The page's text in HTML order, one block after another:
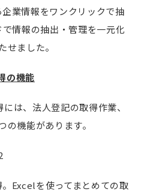
業情報をワンクリックで抽
情報の抽出・管理を一元化
せました。
の機能
は、法人登記の取得作業、
の機能があります。
Excelを使ってまとめての取